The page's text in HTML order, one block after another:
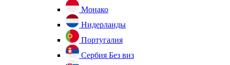
Монако
Нидерланды
Португалия
Сербия Без виз